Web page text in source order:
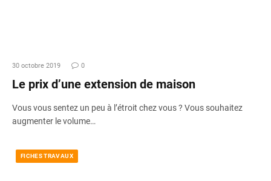
30 octobre 2019 0
Le prix d’une extension de maison
Vous vous sentez un peu à l’étroit chez vous ? Vous souhaitez
augmenter le volume…
FICHES TRAVAUX